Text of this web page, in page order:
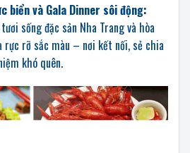
biển và Gala Dinner sôi động:
sống đặc sản Nha Trang và hòa
rực rỡ sắc màu – nơi kết nối, sẻ chia
khó quên.